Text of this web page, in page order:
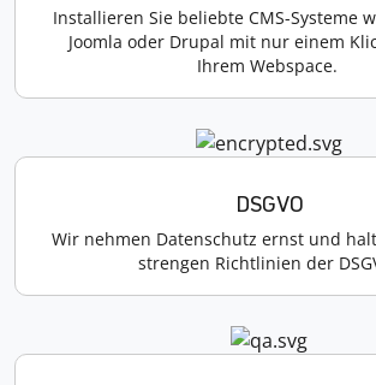
Installieren Sie beliebte CMS-Systeme
Joomla oder Drupal mit nur einem
Ihrem Webspace.
DSGVO
Wir nehmen Datenschutz ernst und
strengen Richtlinien der